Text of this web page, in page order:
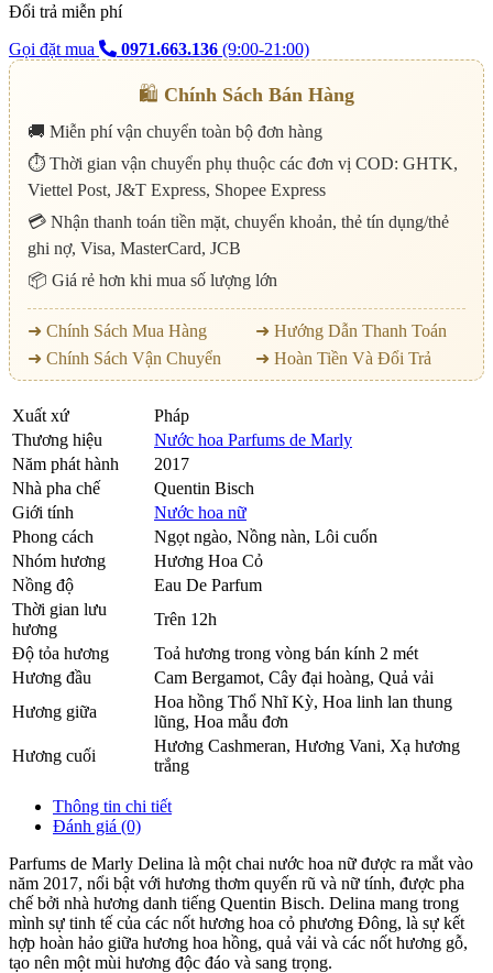
Đổi trả miễn phí
Gọi đặt mua
0971.663.136 (9:00-21:00)
🛍️ Chính Sách Bán Hàng
🚚 Miễn phí vận chuyển toàn bộ đơn hàng
⏱️ Thời gian vận chuyển phụ thuộc các đơn vị COD: GHTK,
Viettel Post, J&T Express, Shopee Express
💳 Nhận thanh toán tiền mặt, chuyển khoản, thẻ tín dụng/thẻ
ghi nợ, Visa, MasterCard, JCB
📦 Giá rẻ hơn khi mua số lượng lớn
➜ Chính Sách Mua Hàng
➜ Hướng Dẫn Thanh Toán
➜ Chính Sách Vận Chuyển
➜ Hoàn Tiền Và Đổi Trả
Xuất xứ
Pháp
Thương hiệu
Nước hoa Parfums de Marly
Năm phát hành
2017
Nhà pha chế
Quentin Bisch
Giới tính
Nước hoa nữ
Phong cách
Ngọt ngào, Nồng nàn, Lôi cuốn
Nhóm hương
Hương Hoa Cỏ
Nồng độ
Eau De Parfum
Thời gian lưu
hương
Trên 12h
Độ tỏa hương
Toả hương trong vòng bán kính 2 mét
Hương đầu
Cam Bergamot, Cây đại hoàng, Quả vải
Hương giữa
Hoa hồng Thổ Nhĩ Kỳ, Hoa linh lan thung
lũng, Hoa mẫu đơn
Hương cuối
Hương Cashmeran, Hương Vani, Xạ hương
trắng
Thông tin chi tiết
Đánh giá (0)
Parfums de Marly Delina là một chai nước hoa nữ được ra mắt vào
năm 2017, nổi bật với hương thơm quyến rũ và nữ tính, được pha
chế bởi nhà hương danh tiếng Quentin Bisch. Delina mang trong
mình sự tinh tế của các nốt hương hoa cỏ phương Đông, là sự kết
hợp hoàn hảo giữa hương hoa hồng, quả vải và các nốt hương gỗ,
tạo nên một mùi hương độc đáo và sang trọng.